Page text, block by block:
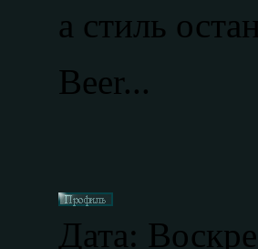
а стиль
Beer...
Дата: